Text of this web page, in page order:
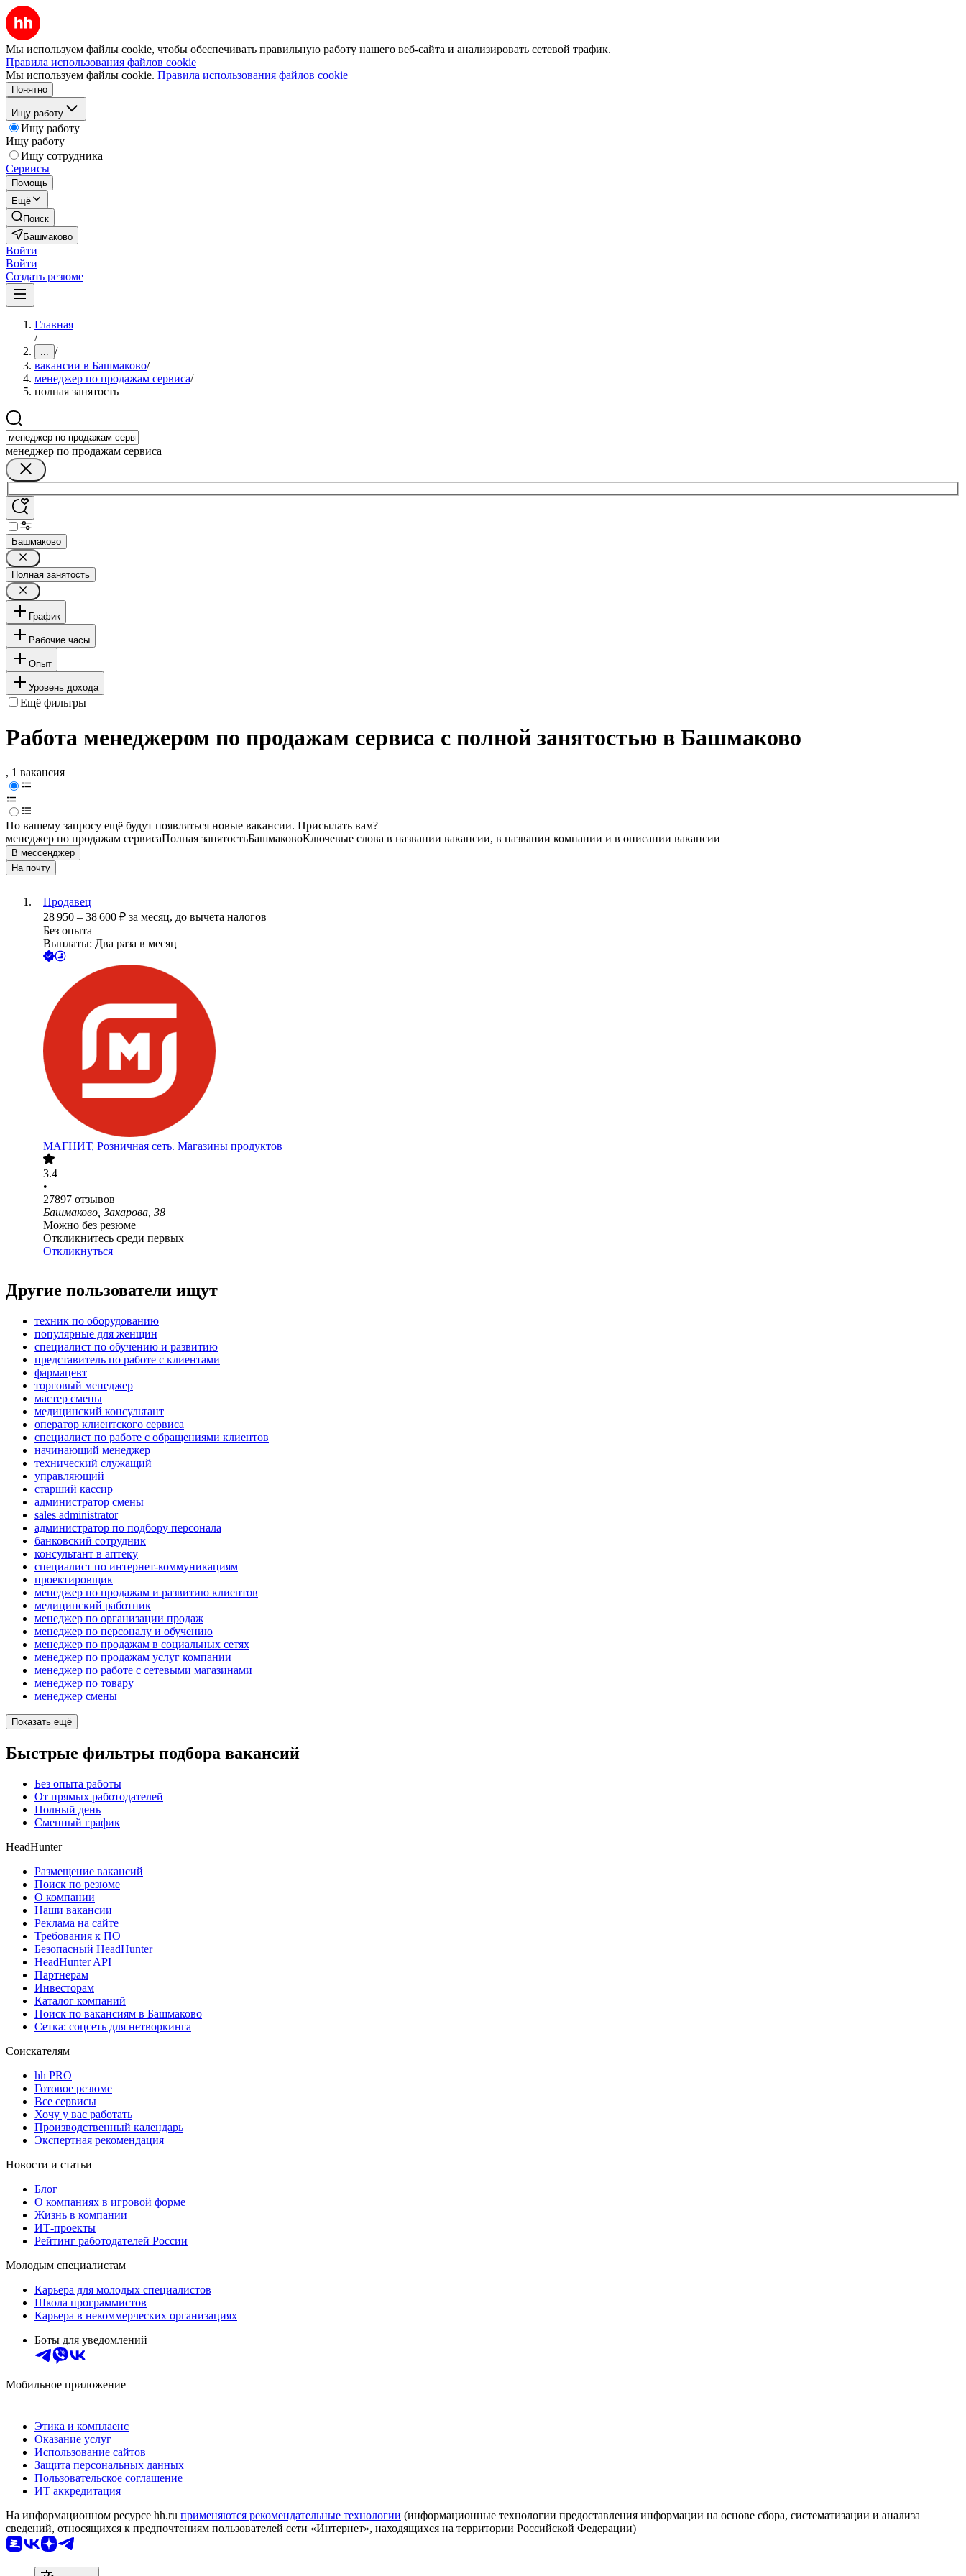
Мы используем файлы cookie, чтобы обеспечивать правильную работу нашего веб-сайта и анализировать сетевой трафик.
Правила использования файлов cookie
Мы используем файлы cookie. Правила использования файлов cookie
Понятно
Ищу работу
Ищу работу
Ищу работу
Ищу сотрудника
Сервисы
Помощь
Ещё
Поиск
Башмаково
Войти
Войти
Создать резюме
Главная
/
... /
вакансии в Башмаково/
менеджер по продажам сервиса/
полная занятость
менеджер по продажам сервиса
Башмаково
Полная занятость
График
Рабочие часы
Опыт
Уровень дохода
Ещё фильтры
Работа менеджером по продажам сервиса с полной занятостью в Башмаково
, 1 вакансия
По вашему запросу ещё будут появляться новые вакансии. Присылать вам?
менеджер по продажам сервисаПолная занятостьБашмаковоКлючевые слова в названии вакансии, в названии компании и в описании вакансии
В мессенджер
На почту
Продавец
28 950 – 38 600 ₽ за месяц, до вычета налогов
Без опыта
Выплаты: Два раза в месяц
МАГНИТ, Розничная сеть. Магазины продуктов
3.4
•
27897 отзывов
Башмаково, Захарова, 38
Можно без резюме
Откликнитесь среди первых
Откликнуться
Другие пользователи ищут
техник по оборудованию
популярные для женщин
специалист по обучению и развитию
представитель по работе с клиентами
фармацевт
торговый менеджер
мастер смены
медицинский консультант
оператор клиентского сервиса
специалист по работе с обращениями клиентов
начинающий менеджер
технический служащий
управляющий
старший кассир
администратор смены
sales administrator
администратор по подбору персонала
банковский сотрудник
консультант в аптеку
специалист по интернет-коммуникациям
проектировщик
менеджер по продажам и развитию клиентов
медицинский работник
менеджер по организации продаж
менеджер по персоналу и обучению
менеджер по продажам в социальных сетях
менеджер по продажам услуг компании
менеджер по работе с сетевыми магазинами
менеджер по товару
менеджер смены
Показать ещё
Быстрые фильтры подбора вакансий
Без опыта работы
От прямых работодателей
Полный день
Сменный график
HeadHunter
Размещение вакансий
Поиск по резюме
О компании
Наши вакансии
Реклама на сайте
Требования к ПО
Безопасный HeadHunter
HeadHunter API
Партнерам
Инвесторам
Каталог компаний
Поиск по вакансиям в Башмаково
Сетка: соцсеть для нетворкинга
Соискателям
hh PRO
Готовое резюме
Все сервисы
Хочу у вас работать
Производственный календарь
Экспертная рекомендация
Новости и статьи
Блог
О компаниях в игровой форме
Жизнь в компании
ИТ-проекты
Рейтинг работодателей России
Молодым специалистам
Карьера для молодых специалистов
Школа программистов
Карьера в некоммерческих организациях
Боты для уведомлений
Мобильное приложение
Этика и комплаенс
Оказание услуг
Использование сайтов
Защита персональных данных
Пользовательское соглашение
ИТ аккредитация
На информационном ресурсе hh.ru применяются рекомендательные технологии (информационные технологии предоставления информации на основе сбора, систематизации и анализа
сведений, относящихся к предпочтениям пользователей сети «Интернет», находящихся на территории Российской Федерации)